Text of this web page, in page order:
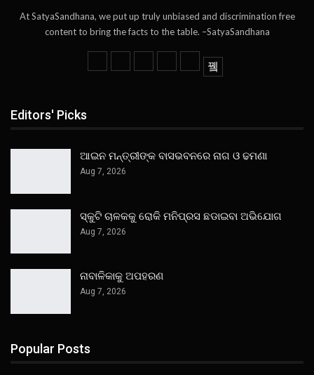
At SatyaSandhana, we put up truly unbiased and discrimination free
content to bring the facts to the table. –SatyaSandhana
Editors' Picks
ଆଇନ ମନ୍ତ୍ରୀଙ୍କ ବାସଭବନରେ ନାଗ ଓ ଢମଣା
Aug 7, 2026
ସ୍କୁଟି ଚାଳକକୁ ରୋକି ମନିପ୍ରସ ଛଡାଇବା ଅଭିଯୋଗ
Aug 7, 2026
ନାବାଳିକାକୁ ଅପହରଣ
Aug 7, 2026
Popular Posts